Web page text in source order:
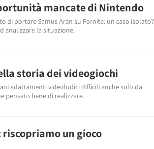
mancate di Nintendo
di portare Samus Aran su Fornite: un caso isolato?
analizzare la situazione.
storia dei videogiochi
adattamenti videoludici difficili anche solo da
pensato bene di realizzare.
riscopriamo un gioco